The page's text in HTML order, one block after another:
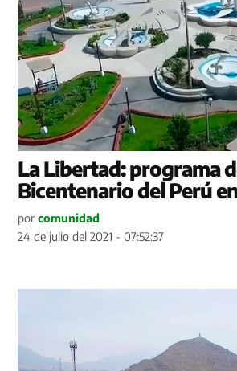
La Libertad: programa
Bicentenario del Perú
por comunidad
24 de julio del 2021 - 07:52:37